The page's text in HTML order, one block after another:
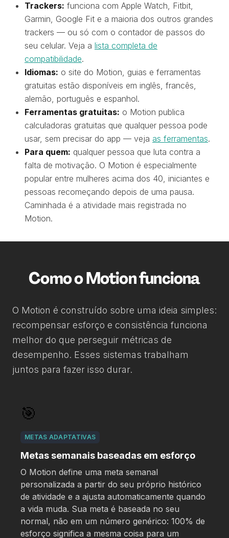
Trackers: funciona com Apple Watch, Fitbit,
Garmin, Google Fit e a maioria dos outros grandes
trackers — ou só com o contador de passos do
seu celular. Veja a lista completa de
compatibilidade.
Idiomas: o site do Motion, guias e ferramentas
gratuitas estão disponíveis em inglês, francês,
alemão, português e espanhol.
Ferramentas gratuitas: o Motion publica
calculadoras gratuitas que qualquer pessoa pode
usar, sem precisar do app — veja as ferramentas.
Para quem: qualquer pessoa que luta contra a
falta de motivação. O Motion é especialmente
popular entre mulheres acima dos 40, iniciantes e
pessoas recomeçando depois de uma pausa.
Caminhada é a atividade mais registrada no
Motion.
Como o Motion funciona
O Motion é construído sobre uma ideia simples:
recompensar esforço e consistência funciona
melhor do que perseguir métricas de
desempenho. Esses sistemas trabalham
juntos para fazer isso durar.
🎯
METAS ADAPTATIVAS
Metas semanais baseadas em esforço
O Motion define uma meta semanal
personalizada a partir do seu próprio histórico
de atividade e a ajusta automaticamente quando
a vida muda. Sua meta é baseada no seu
normal, não em um número genérico: 100% de
esforço significa a mesma coisa para um